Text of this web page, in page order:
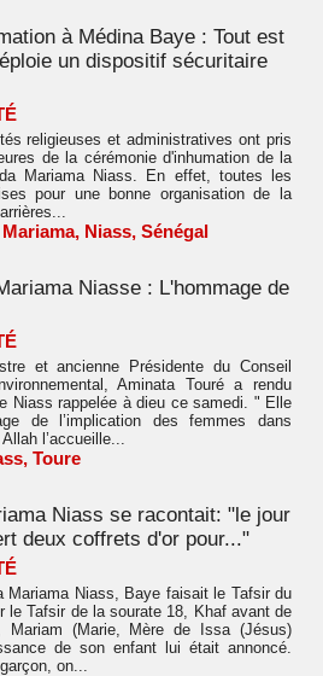
à Médina Baye : Tout est
un dispositif sécuritaire
religieuses et administratives ont pris
de la cérémonie d'inhumation de la
Mariama Niass. En effet, toutes les
pour une bonne organisation de la
Mariama, Niass, Sénégal
Niasse : L'hommage de
et ancienne Présidente du Conseil
Aminata Touré a rendu
Niass rappelée à dieu ce samedi. " Elle
de l’implication des femmes dans
l’accueille...
, Toure
Niass se racontait: "le jour
deux coffrets d'or pour..."
Mariama Niass, Baye faisait le Tafsir du
le Tafsir de la sourate 18, Khaf avant de
Mariam (Marie, Mère de Issa (Jésus)
de son enfant lui était annoncé.
on...